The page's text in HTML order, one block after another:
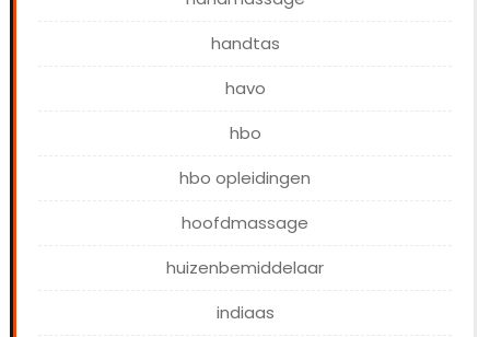
handtas
havo
hbo
hbo opleidingen
hoofdmassage
huizenbemiddelaar
indiaas